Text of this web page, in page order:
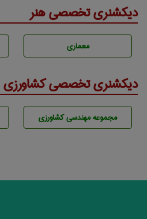
دیکشنری تخصصی هنر
معماری
دیکشنری تخصصی کشاورزی
مجموعه مهندسی كشاورزی